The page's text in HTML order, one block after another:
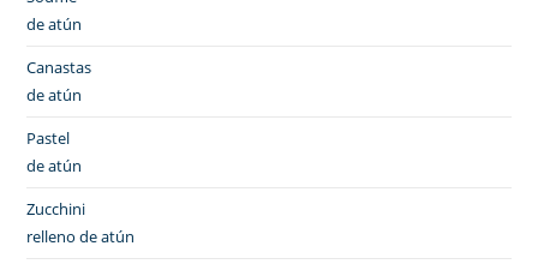
de atún
Canastas
de atún
Pastel
de atún
Zucchini
relleno de atún